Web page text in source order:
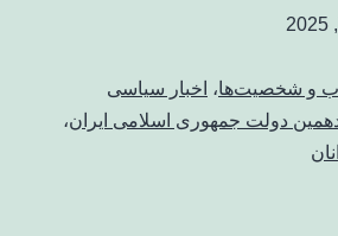
و شخصیت‌ها، اخبار سیاسی
دولت جمهوری اسلامی ایران،